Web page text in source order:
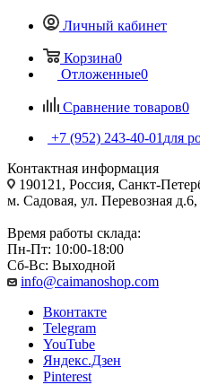
Личный кабинет
Корзина0
Отложенные0
Сравнение товаров0
+7 (952) 243-40-01 для
Контактная информация
190121, Россия, Санкт-
м. Садовая, ул. Перевозная
Время работы склада:
Пн-Пт: 10:00-18:00
Сб-Вс: Выходной
info@caimanoshop.com
Вконтакте
Telegram
YouTube
Яндекс.Дзен
Pinterest